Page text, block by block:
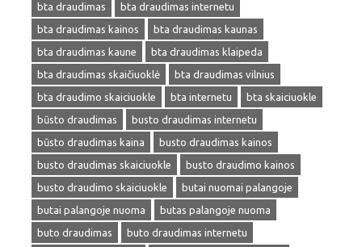
bta draudimas
bta draudimas internetu
bta draudimas kainos
bta draudimas kaunas
bta draudimas kaune
bta draudimas klaipeda
bta draudimas skaičiuoklė
bta draudimas vilnius
bta draudimo skaiciuokle
bta internetu
bta skaiciuokle
būsto draudimas
busto draudimas internetu
būsto draudimas kaina
busto draudimas kainos
busto draudimas skaiciuokle
busto draudimo kainos
busto draudimo skaiciuokle
butai nuomai palangoje
butai palangoje nuoma
butas palangoje nuoma
buto draudimas
buto draudimas internetu